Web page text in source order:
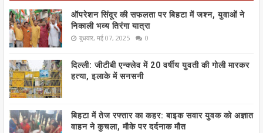
ऑपरेशन सिंदूर की सफलता पर बिहटा में जश्न, युवाओं ने
निकाली भव्य तिरंगा यात्रा
बुधवार, मई 07, 2025 0
दिल्ली: जीटीबी एन्क्लेव में 20 वर्षीय युवती की गोली मारकर
हत्या, इलाके में सनसनी
बिहटा में तेज रफ्तार का कहर: बाइक सवार युवक को अज्ञात
वाहन ने कुचला, मौके पर दर्दनाक मौत